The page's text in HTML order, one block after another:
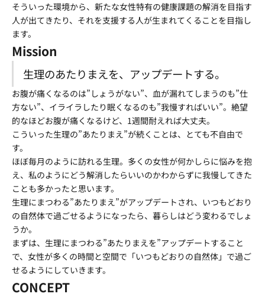
そういった環境から、新たな女性特有の健康課題の解消を目指す
人が出てきたり、それを支援する人が生まれてくることを目指し
ます。
Mission
生理のあたりまえを、アップデートする。
お腹が痛くなるのは”しょうがない”、血が漏れてしまうのも”仕
方ない”、イライラしたり眠くなるのも”我慢すればいい”。絶望
的なほどお腹が痛くなるけど、1週間耐えれば大丈夫。
こういった生理の”あたりまえ”が続くことは、とても不自由で
す。
ほぼ毎月のように訪れる生理。多くの女性が何かしらに悩みを抱
え、私のようにどう解消したらいいのかわからずに我慢してきた
ことも多かったと思います。
生理にまつわる”あたりまえ”がアップデートされ、いつもどおり
の自然体で過ごせるようになったら、暮らしはどう変わるでしょ
うか。
まずは、生理にまつわる”あたりまえを”アップデートすること
で、女性が多くの時間と空間で「いつもどおりの自然体」で過ご
せるようにしていきます。
CONCEPT